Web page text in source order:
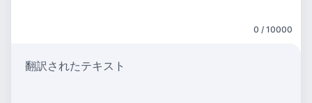
0 / 10000
翻訳されたテキスト